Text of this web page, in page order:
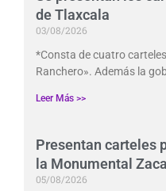
de Tlaxcala
03/08/2026
*Consta de cuatro
Ranchero». Además la
Leer Más >>
Presentan carteles
la Monumental
05/08/2026